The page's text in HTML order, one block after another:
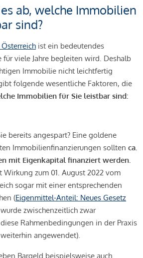
ab, welche Immobilien
sind?
ist ein bedeutendes
für viele Jahre begleiten wird. Deshalb
Immobilie nicht leichtfertig
folgende wesentliche Faktoren, die
Immobilien für Sie leistbar sind:
bereits angespart? Eine goldene
Immobilienfinanzierungen sollten ca.
mit Eigenkapital finanziert werden.
Wirkung zum 01. August 2022 vom
sogar mit einer entsprechenden
(Eigenmittel-Anteil: Neues Gesetz
zwischenzeitlich zwar
Rahmenbedingungen in der Praxis
angewendet).
Bargeld beispielsweise auch